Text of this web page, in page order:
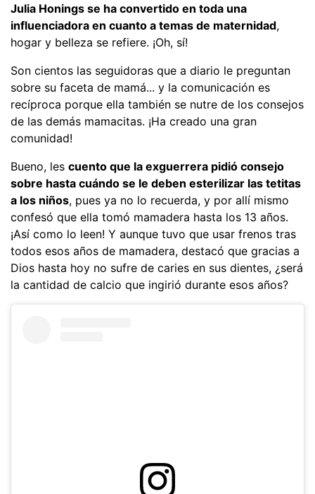
Julia Honings se ha convertido en toda una
influenciadora en cuanto a temas de maternidad,
hogar y belleza se refiere. ¡Oh, sí!
Son cientos las seguidoras que a diario le preguntan
sobre su faceta de mamá... y la comunicación es
recíproca porque ella también se nutre de los consejos
de las demás mamacitas. ¡Ha creado una gran
comunidad!
Bueno, les cuento que la exguerrera pidió consejo
sobre hasta cuándo se le deben esterilizar las tetitas
a los niños, pues ya no lo recuerda, y por allí mismo
confesó que ella tomó mamadera hasta los 13 años.
¡Así como lo leen! Y aunque tuvo que usar frenos tras
todos esos años de mamadera, destacó que gracias a
Dios hasta hoy no sufre de caries en sus dientes, ¿será
la cantidad de calcio que ingirió durante esos años?